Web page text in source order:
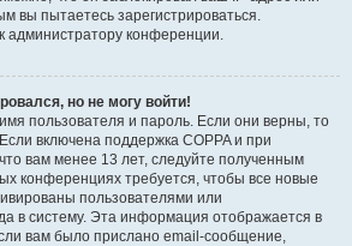
вы пытаетесь зарегистрироваться.
администратору конференции.
но не могу войти!
пользователя и пароль. Если они верны, то
включена поддержка COPPA и при
вам менее 13 лет, следуйте полученным
конференциях требуется, чтобы все новые
пользователями или
в систему. Эта информация отображается в
вам было прислано email-сообщение,